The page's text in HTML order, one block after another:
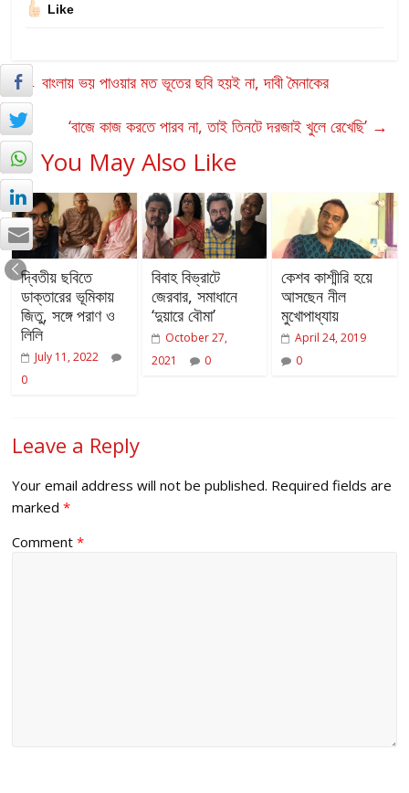
Like
← বাংলায় ভয় পাওয়ার মত ভূতের ছবি হয়ই না, দাবী মৈনাকের
‘বাজে কাজ করতে পারব না, তাই তিনটে দরজাই খুলে রেখেছি’ →
You May Also Like
দ্বিতীয় ছবিতে
ডাক্তারের ভূমিকায়
জিতু, সঙ্গে পরাণ ও
লিলি
July 11, 2022
0
বিবাহ বিভ্রাটে
জেরবার, সমাধানে
‘দুয়ারে বৌমা’
October 27,
2021
0
কেশব কাশ্মীরি হয়ে
আসছেন নীল
মুখোপাধ্যায়
April 24, 2019
0
Leave a Reply
Your email address will not be published. Required fields are
marked*
Comment*